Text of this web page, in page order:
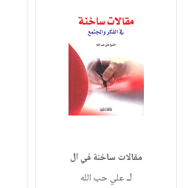
مقالات ساخنة في ال
لـعلي حب الله